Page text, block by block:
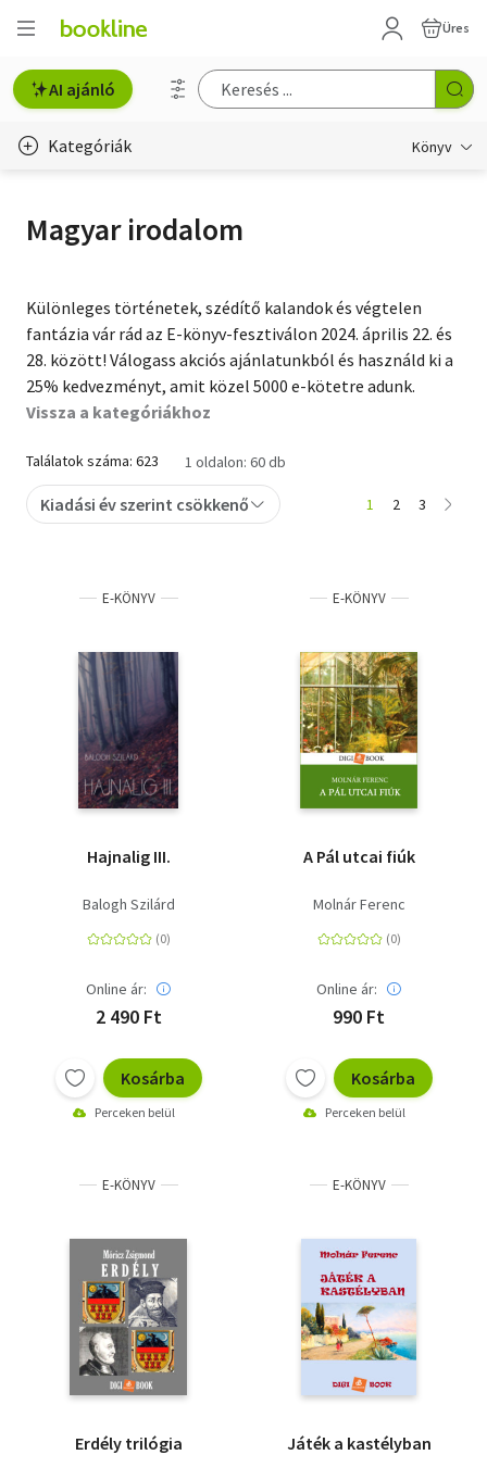
Üres
AI ajánló
Kategóriák Könyv
Erotika
Hobbi, szabadidő
Irodalom
Szótár, nyelvkönyv
Természettudomány
Történelem
Magyar irodalom
Különleges történetek, szédítő kalandok és végtelen
fantázia vár rád az E-könyv-fesztiválon 2024. április 22. és
28. között! Válogass akciós ajánlatunkból és használd ki a
25% kedvezményt, amit közel 5000 e-kötetre adunk.
Vissza a kategóriákhoz
Találatok száma: 623 1 oldalon: 60 db
Kiadási év szerint csökkenő 1 2 3
E-KÖNYV
Hajnalig III.
Balogh Szilárd
Online ár:
2 490 Ft
Kosárba
Perceken belül
E-KÖNYV
A Pál utcai fiúk
Molnár Ferenc
Online ár:
990 Ft
Kosárba
Perceken belül
E-KÖNYV
Erdély trilógia
E-KÖNYV
Játék a kastélyban